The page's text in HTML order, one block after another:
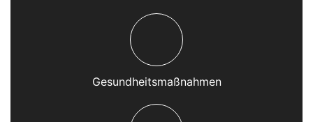
Gesundheitsmaßnahmen